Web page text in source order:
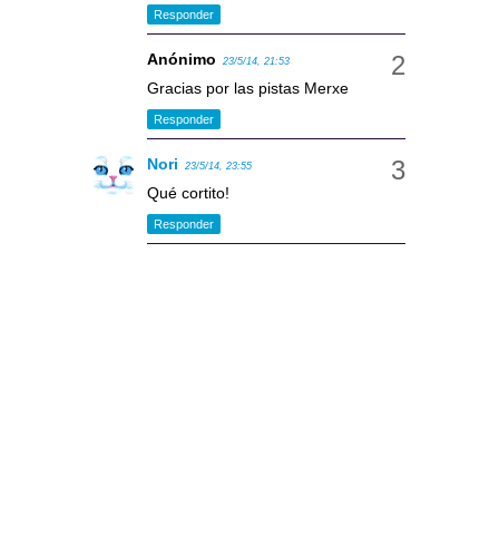
Responder
Anónimo 23/5/14, 21:53
Gracias por las pistas Merxe
Responder
Nori 23/5/14, 23:55
Qué cortito!
Responder